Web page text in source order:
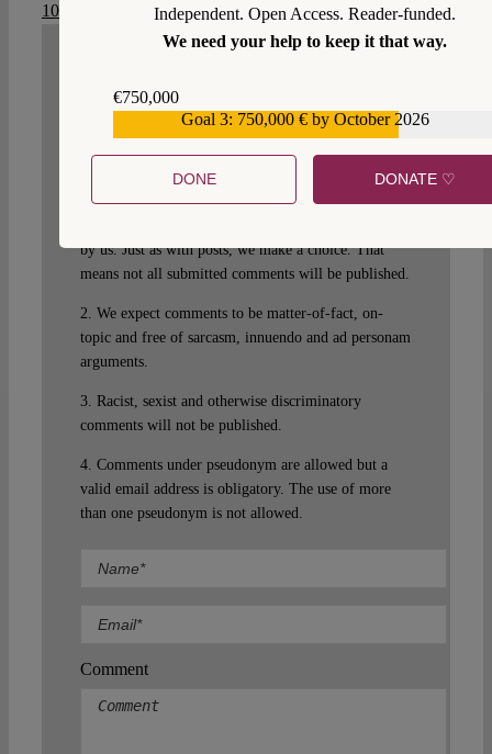
10.17176/20161028-092347
WRITE A COMMENT
1. We welcome your comments but you do so as our
guest. Please note that we will exercise our property
rights to make sure that Verfassungsblog remains a
safe and attractive place for everyone. Your comment
by us. Just as with posts, we make a choice. That
means not all submitted comments will be published.
2. We expect comments to be matter-of-fact, on-
topic and free of sarcasm, innuendo and ad personam
arguments.
3. Racist, sexist and otherwise discriminatory
comments will not be published.
4. Comments under pseudonym are allowed but a
valid email address is obligatory. The use of more
than one pseudonym is not allowed.
Comment
Independent. Open Access. Reader-funded.
We need your help to keep it that way.
€750,000
Goal 3: 750,000 € by October 2026
DONE DONATE ♡